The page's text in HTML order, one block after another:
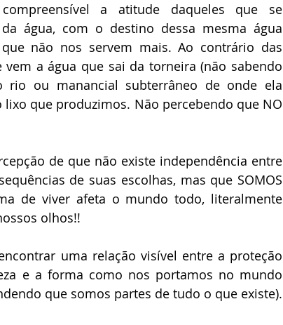
a atitude daqueles que se
água, com o destino dessa mesma água
não nos servem mais. Ao contrário das
a água que sai da torneira (não sabendo
ou manancial subterrâneo de onde ela
que produzimos. Não percebendo que NO
de que não existe independência entre
de suas escolhas, mas que SOMOS
de viver afeta o mundo todo, literalmente
olhos!!
uma relação visível entre a proteção
e a forma como nos portamos no mundo
que somos partes de tudo o que existe).